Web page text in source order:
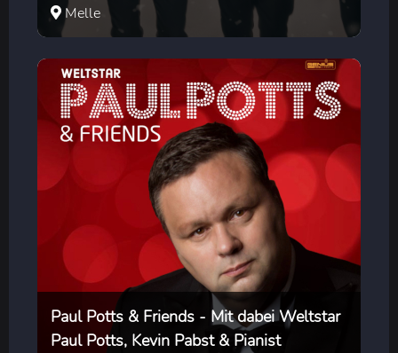
Melle
Paul Potts & Friends - Mit dabei Weltstar
Paul Potts, Kevin Pabst & Pianist